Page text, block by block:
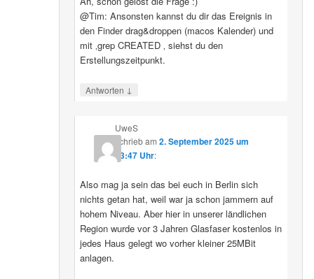
@Tim: Ansonsten kannst du dir das Ereignis in
den Finder drag&droppen (macos Kalender) und
mit ‚grep CREATED ‚ siehst du den
Erstellungszeitpunkt.
Antworten ↓
UweS
schriebam 2. September 2025 um
13:47 Uhr:
Also mag ja sein das bei euch in Berlin sich
nichts getan hat, weil war ja schon jammern auf
hohem Niveau. Aber hier in unserer ländlichen
Region wurde vor 3 Jahren Glasfaser kostenlos in
jedes Haus gelegt wo vorher kleiner 25MBit
anlagen.